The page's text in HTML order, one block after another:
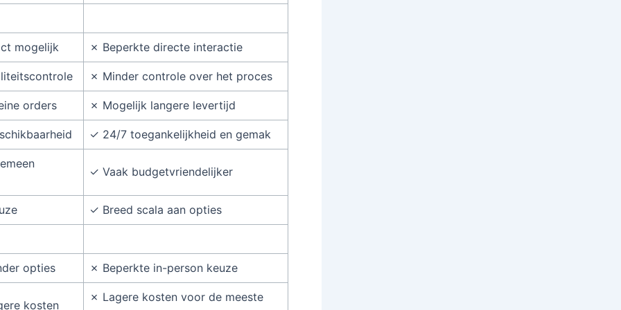
mogelijk ✗ Beperkte directe interactie
✗ Minder controle over het proces
orders ✗ Mogelijk langere levertijd
✓ 24/7 toegankelijkheid en gemak
✓ Vaak budgetvriendelijker
✓ Breed scala aan opties
opties ✗ Beperkte in-person keuze
kosten
✗ Lagere kosten voor de meeste